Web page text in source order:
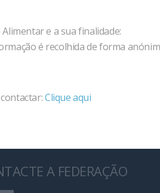
e a sua finalidade:
é recolhida de forma
Clique aqui
A FEDERAÇÃO